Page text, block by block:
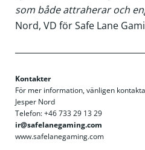
som både attraherar och
Nord, VD för Safe Lane
Kontakter
För mer information, vänligen
Jesper Nord
Telefon: +46 733 29 13 29
ir@safelanegaming.com
www.safelanegaming.com